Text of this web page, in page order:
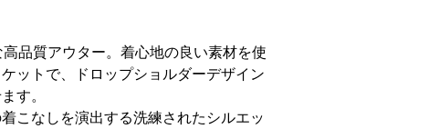
品質アウター。着心地の良い素材を使
ットで、ドロップショルダーデザイン
す。
こなしを演出する洗練されたシルエッ